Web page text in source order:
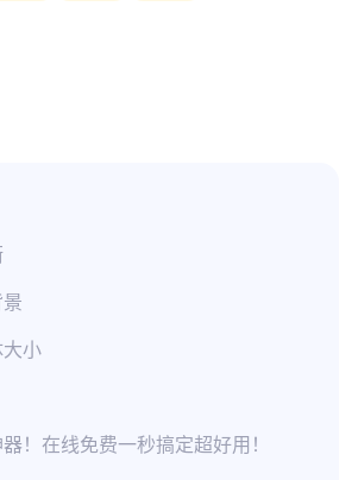
小
！在线免费一秒搞定超好用！